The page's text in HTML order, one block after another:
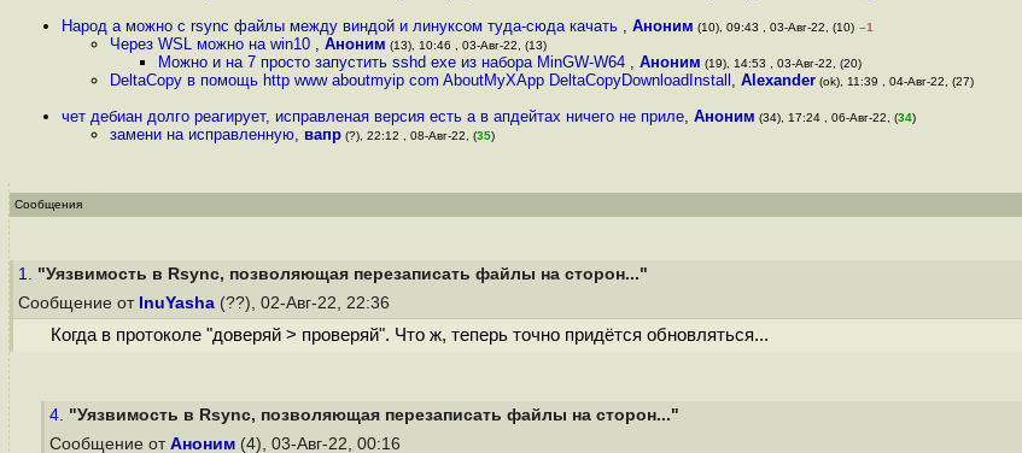
Народ а можно с rsync файлы между виндой и линуксом туда-сюда качать , Аноним (10), 09:43 , 03-Авг-22, (10) –1
Через WSL можно на win10 , Аноним (13), 10:46 , 03-Авг-22, (13)
Можно и на 7 просто запустить sshd exe из набора MinGW-W64 , Аноним (19), 14:53 , 03-Авг-22, (20)
DeltaCopy в помощь http www aboutmyip com AboutMyXApp DeltaCopyDownloadInstall , Alexander (ok), 11:39 , 04-Авг-22, (27)
чет дебиан долго реагирует, исправленая версия есть а в апдейтах ничего не приле, Аноним (34), 17:24 , 06-Авг-22, (34)
замени на исправленную, вапр (?), 22:12 , 08-Авг-22, (35)
Сообщения
1. "Уязвимость в Rsync, позволяющая перезаписать файлы на сторон..."
Сообщение от InuYasha (??), 02-Авг-22, 22:36
Когда в протоколе "доверяй > проверяй". Что ж, теперь точно придётся обновляться...
4. "Уязвимость в Rsync, позволяющая перезаписать файлы на сторон..."
Сообщение от Аноним (4), 03-Авг-22, 00:16